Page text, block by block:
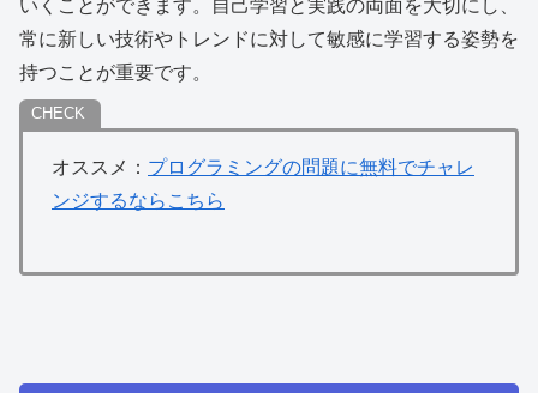
いくことができます。自己学習と実践の両面を大切にし、
常に新しい技術やトレンドに対して敏感に学習する姿勢を
持つことが重要です。
オススメ： プログラミングの問題に無料でチャレ
ンジするならこちら